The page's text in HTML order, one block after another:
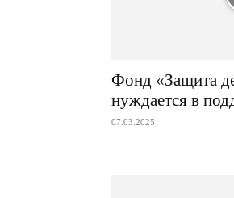
Фонд «Защита
нуждается в
07.03.2025